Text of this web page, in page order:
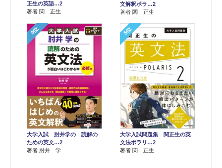
正生の英語…2
著者 関 正生
文解釈ポラ…2
著者 関 正生
4位
大学入試 肘井学の 読解の
ための英文…2
著者 肘井 学
5位
大学入試問題集 関正生の英
文法ポラリ…2
著者 関 正生